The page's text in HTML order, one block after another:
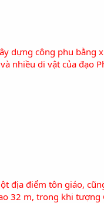
dựng công phu bằng
nhiều di vật của đạo
địa điểm tôn giáo,
32 m, trong khi tượng